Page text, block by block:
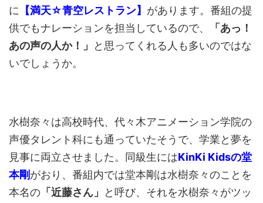
に 【満天☆青空レストラン】 があります。番組の提
供でもナレーションを担当しているので、
「あっ！
あの声の人か！」
と思ってくれる人も多いのではな
いでしょうか。
水樹奈々は高校時代、代々木アニメーション学院の
声優タレント科にも通っていたそうで、学業と夢を
見事に両立させました。同級生にはKinKi Kidsの堂
本剛がおり、番組内では堂本剛は水樹奈々のことを
本名の 「近藤さん」
と呼び、それを水樹奈々がツッ